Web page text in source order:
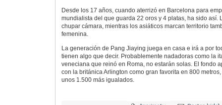
Desde los 17 años, cuando aterrizó en Barcelona para
mundialista del que guarda 22 oros y 4 platas, ha sido así.
chupar cámara, mientras los asiáticos marcan territorio
femenina.
La generación de Pang Jiaying juega en casa e irá a por
tienen algo que decir. Probablemente nadadoras como la
veneciana que reinó en Roma, no estarán solas. El fondo
con la británica Arlington como gran favorita en 800
unos 1.500 más igualados.